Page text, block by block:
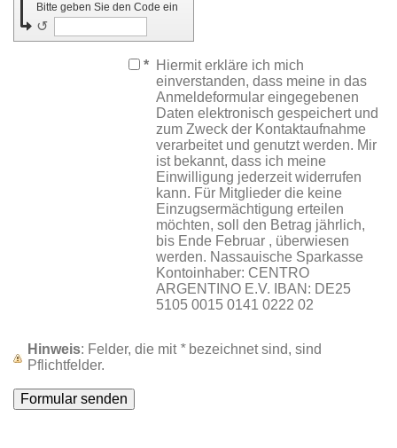
Bitte geben Sie den Code ein
↺
*
Hiermit erkläre ich mich
einverstanden, dass meine in das
Anmeldeformular eingegebenen
Daten elektronisch gespeichert und
zum Zweck der Kontaktaufnahme
verarbeitet und genutzt werden. Mir
ist bekannt, dass ich meine
Einwilligung jederzeit widerrufen
kann. Für Mitglieder die keine
Einzugsermächtigung erteilen
möchten, soll den Betrag jährlich,
bis Ende Februar , überwiesen
werden. Nassauische Sparkasse
Kontoinhaber: CENTRO
ARGENTINO E.V. IBAN: DE25
5105 0015 0141 0222 02
Hinweis : Felder, die mit *bezeichnet sind, sind
Pflichtfelder.